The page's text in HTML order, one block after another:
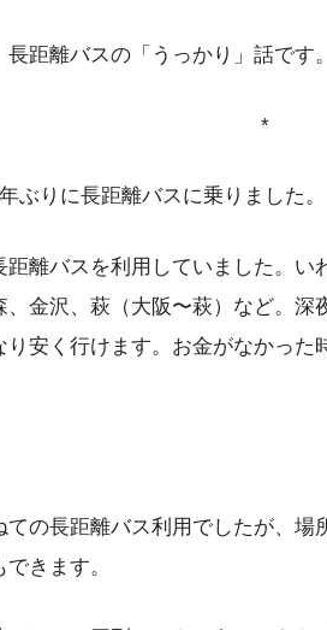
距離バスの「うっかり」話です。
*
ぶりに長距離バスに乗りました。
離バスを利用していました。い
金沢、萩（大阪〜萩）など。深
り安く行けます。お金がなかった
ての長距離バス利用でしたが、場
きます。